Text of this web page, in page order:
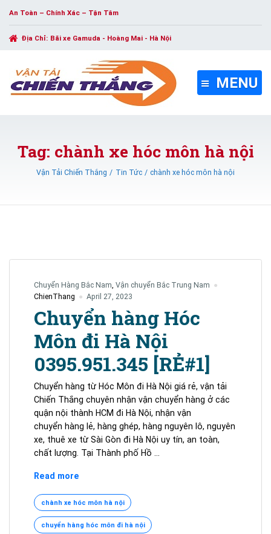
An Toàn – Chính Xác – Tận Tâm
Địa Chỉ: Bãi xe Gamuda - Hoàng Mai - Hà Nội
MENU
Tag: chành xe hóc môn hà nội
Vận Tải Chiến Thắng Tin Tức chành xe hóc môn hà nội
Chuyển Hàng Bắc Nam, Vận chuyển Bắc Trung Nam
ChienThang
April 27, 2023
Chuyển hàng Hóc
Môn đi Hà Nội
0395.951.345 [RẺ#1]
Chuyển hàng từ Hóc Môn đi Hà Nội giá rẻ, vận tải
Chiến Thắng chuyên nhận vận chuyển hàng ở các
quận nội thành HCM đi Hà Nội, nhận vận
chuyển hàng lẻ, hàng ghép, hàng nguyên lô, nguyên
xe, thuê xe từ Sài Gòn đi Hà Nội uy tín, an toàn,
chất lượng. Tại Thành phố Hồ …
Read more
Hóc
Môn
đi
chành xe hóc môn hà nội
chuyển hàng hóc môn đi hà nội